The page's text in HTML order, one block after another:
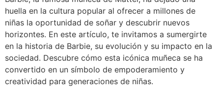
huella en la cultura popular al ofrecer a millones de
niñas la oportunidad de soñar y descubrir nuevos
horizontes. En este artículo, te invitamos a sumergirte
en la historia de Barbie, su evolución y su impacto en la
sociedad. Descubre cómo esta icónica muñeca se ha
convertido en un símbolo de empoderamiento y
creatividad para generaciones de niñas.